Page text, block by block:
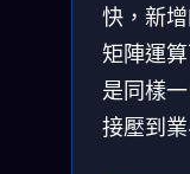
快，新
矩陣運
是同樣
接壓到